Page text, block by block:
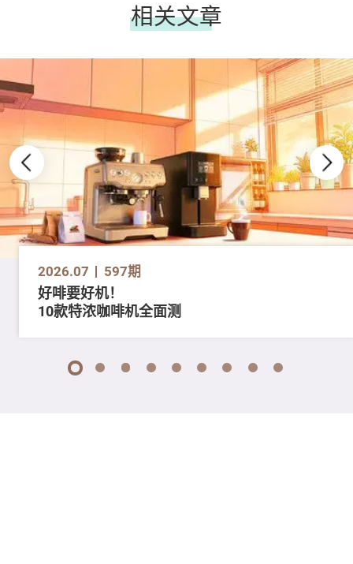
相关文章
2026.07 597期
好啡要好机！
10款特浓咖啡机全面测
1 2 3 4 5 6 7 8 9